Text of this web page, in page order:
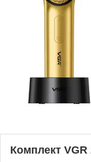
Комплект VGR